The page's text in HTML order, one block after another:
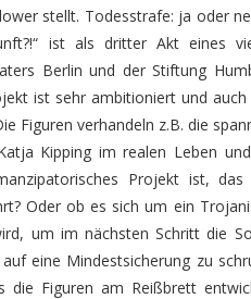
stellt. Todesstrafe: ja oder
ist als dritter Akt eines
Berlin und der Stiftung
ist sehr ambitioniert und
Figuren verhandeln z.B. die
Kipping im realen Leben
Projekt ist,
Oder ob es sich um ein
um im nächsten Schritt die
eine Mindestsicherung zu
die Figuren am Reißbrett